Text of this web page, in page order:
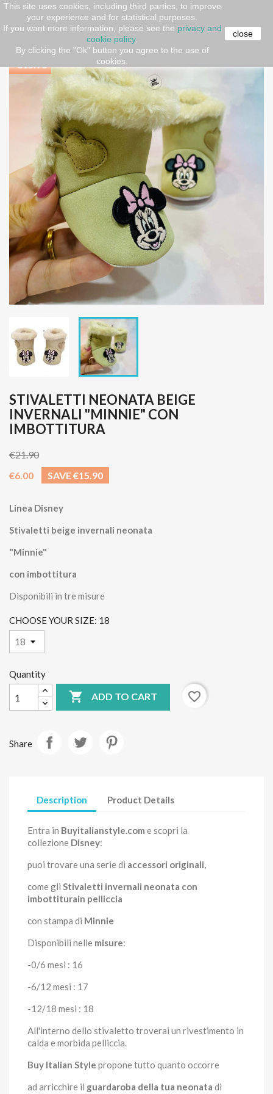
This site uses cookies, including third parties, to improve
your experience and for statistical purposes.
If you want more information, please see the privacy and
cookie policy.
By clicking the "Ok" button you agree to the use of
cookies.
close
Home kids Cartoon Disney & Marvel
neonata beige invernali "Minnie" con imbottitura
-€15.90
STIVALETTI NEONATA BEIGE
INVERNALI "MINNIE" CON
IMBOTTITURA
€21.90
€6.00
SAVE €15.90
Linea Disney
Stivaletti beige invernali neonata
"Minnie"
con imbottitura
Disponibili in tre misure
CHOOSE YOUR SIZE: 18
Quantity
 ADD TO CART favorite_border
Share
Description Product Details
Entra in Buyitalianstyle.com e scopri la
collezione Disney:
puoi trovare una serie di accessori originali,
come gli Stivaletti invernali neonata con
imbottiturain pelliccia
con stampa di Minnie
Disponibili nelle misure:
-0/6 mesi : 16
-6/12 mesi : 17
-12/18 mesi : 18
All'interno dello stivaletto troverai un rivestimento in
calda e morbida pelliccia.
Buy Italian Style propone tutto quanto occorre
ad arricchire il guardaroba della tua neonata di